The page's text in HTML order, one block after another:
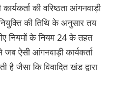
की वरिष्ठता आंगनवाड़ी
की तिथि के अनुसार तय
नियमों के नियम 24 के तहत
ऐसी आंगनवाड़ी कार्यकर्ता
है जैसा कि विवादित खंड द्वारा